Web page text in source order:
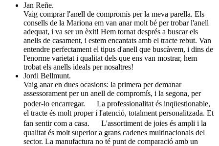
Jan Reñe.
Vaig comprar l'anell de compromís per la meva parella. Els
consells de la Mariona em van anar molt bé per trobar l'anell
adequat, i va ser un èxit! Hem tornat després a buscar els
anells de casament, i estem encantats amb el tracte rebut. Van
entendre perfectament el tipus d'anell que buscàvem, i dins de
l'enorme varietat i qualitat dels que ens van mostrar, hem
trobat els anells ideals per nosaltres!
Jordi Bellmunt.
Vaig anar en dues ocasions: la primera per demanar
assessorament per un anell de compromís, i la segona, per
poder-lo encarregar. La professionalitat és inqüestionable,
el tracte és molt proper i l'atenció, totalment personalitzada. Et
fan sentir com a casa. L'assortiment de joies és ampli i la
qualitat és molt superior a grans cadenes multinacionals del
sector. La manufactura no té punt de comparació amb un